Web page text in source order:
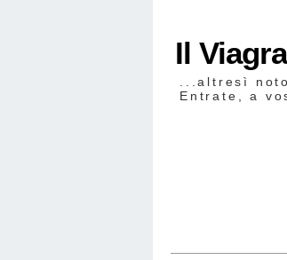
Il
...altresì
Entrate, a